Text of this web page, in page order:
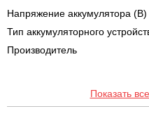
Напряжение аккумулятора (В)
Тип аккумуляторного
Производитель
Показать